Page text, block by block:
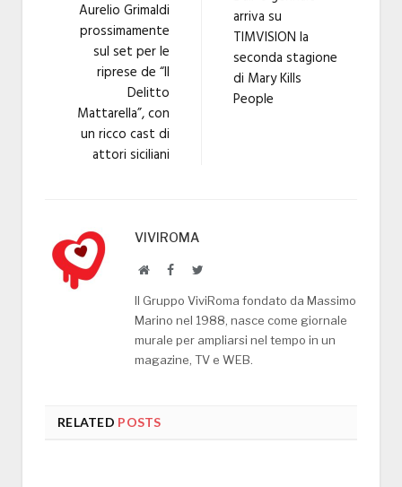
Aurelio Grimaldi
prossimamente
sul set per le
riprese de “Il
Delitto
Mattarella”, con
un ricco cast di
attori siciliani
arriva su
TIMVISION la
seconda stagione
di Mary Kills
People
VIVIROMA
WebsiteFacebookTwitter
Il Gruppo ViviRoma fondato da Massimo
Marino nel 1988, nasce come giornale
murale per ampliarsi nel tempo in un
magazine, TV e WEB.
RELATED POSTS